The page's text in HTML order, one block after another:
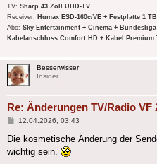
TV: Sharp 43 Zoll UHD-TV
Receiver: Humax ESD-160c/VE + Festplatte 1 TB
Abo: Sky Entertainment + Cinema +
Kabelanschluss Comfort HD + Kabel Premium
Besserwisser
Insider
Re: Änderungen TV/Radio VF
Beitrag
12.04.2026, 03:43
Die kosmetische Änderung der
wichtig sein.